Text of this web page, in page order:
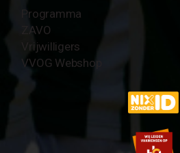
Programma
ZAVO
Vrijwilligers
VVOG Webshop